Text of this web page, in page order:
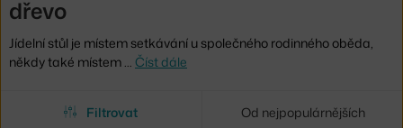
dřevo
Jídelní stůl je místem setkávání u společného rodinného oběda,
někdy také místem … Číst dále
Filtrovat Od nejpopulárnějších